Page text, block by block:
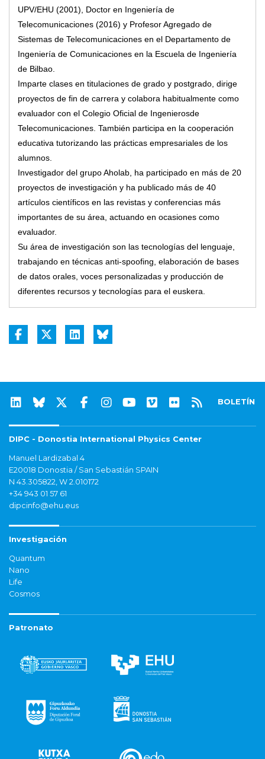
UPV/EHU (2001), Doctor en Ingeniería de
Telecomunicaciones (2016) y Profesor Agregado de
Sistemas de Telecomunicaciones en el Departamento de
Ingeniería de Comunicaciones en la Escuela de Ingeniería
de Bilbao.
Imparte clases en titulaciones de grado y postgrado, dirige
proyectos de fin de carrera y colabora habitualmente como
evaluador con el Colegio Oficial de Ingenierosde
Telecomunicaciones. También participa en la cooperación
educativa tutorizando las prácticas empresariales de los
alumnos.
Investigador del grupo Aholab, ha participado en más de 20
proyectos de investigación y ha publicado más de 40
artículos científicos en las revistas y conferencias más
importantes de su área, actuando en ocasiones como
evaluador.
Su área de investigación son las tecnologías del lenguaje,
trabajando en técnicas anti-spoofing, elaboración de bases
de datos orales, voces personalizadas y producción de
diferentes recursos y tecnologías para el euskera.
BOLETÍN
DIPC - Donostia International Physics Center
Manuel Lardizabal 4
E20018 Donostia / San Sebastián SPAIN
N 43.305822, W 2.010172
+34 943 01 57 61
dipcinfo@ehu.eus
Investigación
Quantum
Nano
Life
Cosmos
Patronato